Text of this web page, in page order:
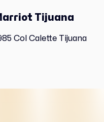
Tijuana
Col Calette Tijuana